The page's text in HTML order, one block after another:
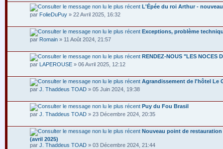
L'Épée du roi Arthur -
par FolieDuPuy » 22 Avril 2025, 16:32
Exceptions, problème
par Romain » 11 Août 2024, 21:57
RENDEZ-NOUS "LES NOCES
par
LAPEROUSE » 06 Avril 2025, 12:12
Agrandissement de l'hôtel Le
par J. Thaddeus TOAD » 05 Juin 2024, 19:38
Puy du Fou Brasil
par J. Thaddeus TOAD » 23 Décembre 2024, 20:35
Nouveau point de
(avril 2025)
par J. Thaddeus TOAD » 03 Décembre 2024, 21:44